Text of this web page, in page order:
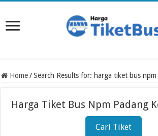
Home / Search Results for: harga tiket bus
Harga Tiket Bus Npm Padang
Cari Tiket